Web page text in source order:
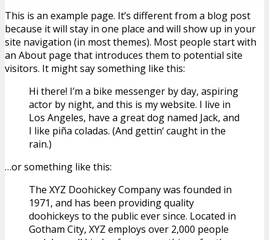
This is an example page. It’s different from a blog post
because it will stay in one place and will show up in your
site navigation (in most themes). Most people start with
an About page that introduces them to potential site
visitors. It might say something like this:
Hi there! I’m a bike messenger by day, aspiring
actor by night, and this is my website. I live in
Los Angeles, have a great dog named Jack, and
I like piña coladas. (And gettin‘ caught in the
rain.)
…or something like this:
The XYZ Doohickey Company was founded in
1971, and has been providing quality
doohickeys to the public ever since. Located in
Gotham City, XYZ employs over 2,000 people